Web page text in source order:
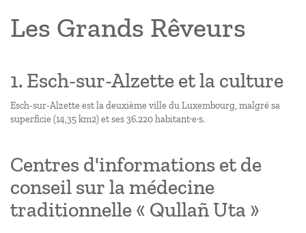
Les Grands Rêveurs
1. Esch-sur-Alzette et la culture
Esch-sur-Alzette est la deuxième ville du Luxembourg, malgré sa
superficie (14,35 km2) et ses 36.220 habitant·e·s.
Centres d'informations et de
conseil sur la médecine
traditionnelle « Qullañ Uta »